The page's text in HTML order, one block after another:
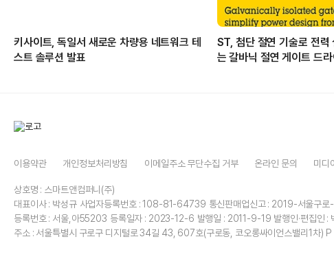
키사이트, 독일서 새로운 차량용 네트워크 테
스트 솔루션 발표
ST, 첨단 절연 기술로 전력
는 갈바닉 절연 게이트 드
이용약관 개인정보처리방침 이메일주소 무단수집 거부 온라인 문의 미디
상호명 : 스마트앤컴퍼니(주)
대표이사 : 박성규 사업자등록번호 : 108-81-64739 통신판매업신고 : 2019-서울구
등록번호 : 서울,아55203 등록일자 : 2023-12-6 발행일 : 2011-9-19 발행인·편집인 :
주소 : 서울특별시 구로구 디지털로 34길 43, 607호(구로동, 코오롱싸이언스밸리1차)